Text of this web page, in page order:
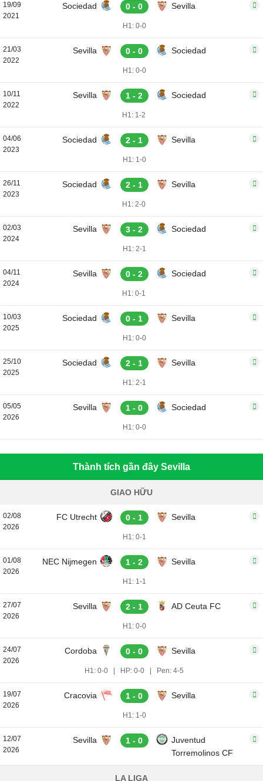
19/09
2021
Sociedad 0 - 0 Sevilla
H1: 0-0
21/03
2022
Sevilla 0 - 0 Sociedad
H1: 0-0
10/11
2022
Sevilla 1 - 2 Sociedad
H1: 1-2
04/06
2023
Sociedad 2 - 1 Sevilla
H1: 1-0
26/11
2023
Sociedad 2 - 1 Sevilla
H1: 2-0
02/03
2024
Sevilla 3 - 2 Sociedad
H1: 2-1
04/11
2024
Sevilla 0 - 2 Sociedad
H1: 0-1
10/03
2025
Sociedad 0 - 1 Sevilla
H1: 0-0
25/10
2025
Sociedad 2 - 1 Sevilla
H1: 2-1
05/05
2026
Sevilla 1 - 0 Sociedad
H1: 0-0
Thành tích gần đây Sevilla
GIAO HỮU
02/08
2026
FC Utrecht 0 - 1 Sevilla
H1: 0-1
01/08
2026
NEC Nijmegen 1 - 2 Sevilla
H1: 1-1
27/07
2026
Sevilla 2 - 1 AD Ceuta FC
H1: 0-0
24/07
2026
Cordoba 0 - 0 Sevilla
H1: 0-0 HP: 0-0 Pen: 4-5
19/07
2026
Cracovia 1 - 0 Sevilla
H1: 1-0
12/07
2026
Sevilla 1 - 0
Juventud
Torremolinos CF
LA LIGA